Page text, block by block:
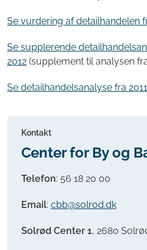
Se vurdering af detailhandelen
Se supplerende
2012 (supplement til analysen
Se detailhandelsanalyse fra 2011
Kontakt
Center for By og
Telefon: 56 18 20 00
Email: cbb@solrod.dk
Solrød Center 1, 2680